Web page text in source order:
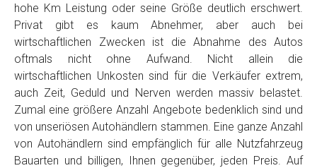
hohe Km Leistung oder seine Größe deutlich erschwert.
Privat gibt es kaum Abnehmer, aber auch bei
wirtschaftlichen Zwecken ist die Abnahme des Autos
oftmals nicht ohne Aufwand. Nicht allein die
wirtschaftlichen Unkosten sind für die Verkäufer extrem,
auch Zeit, Geduld und Nerven werden massiv belastet.
Zumal eine größere Anzahl Angebote bedenklich sind und
von unseriösen Autohändlern stammen. Eine ganze Anzahl
von Autohändlern sind empfänglich für alle Nutzfahrzeug
Bauarten und billigen, Ihnen gegenüber, jeden Preis. Auf